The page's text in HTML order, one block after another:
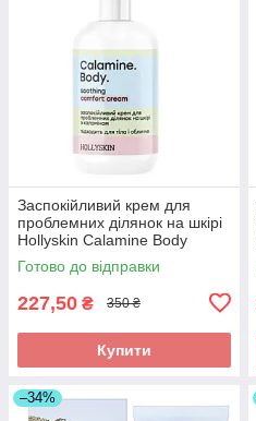
Заспокійливий крем для
проблемних ділянок на шкірі
Hollyskin Calamine Body
Soothing Comfort Cream 200
мл
Готово до відправки
227,50 ₴ 350 ₴
Купити
–34%